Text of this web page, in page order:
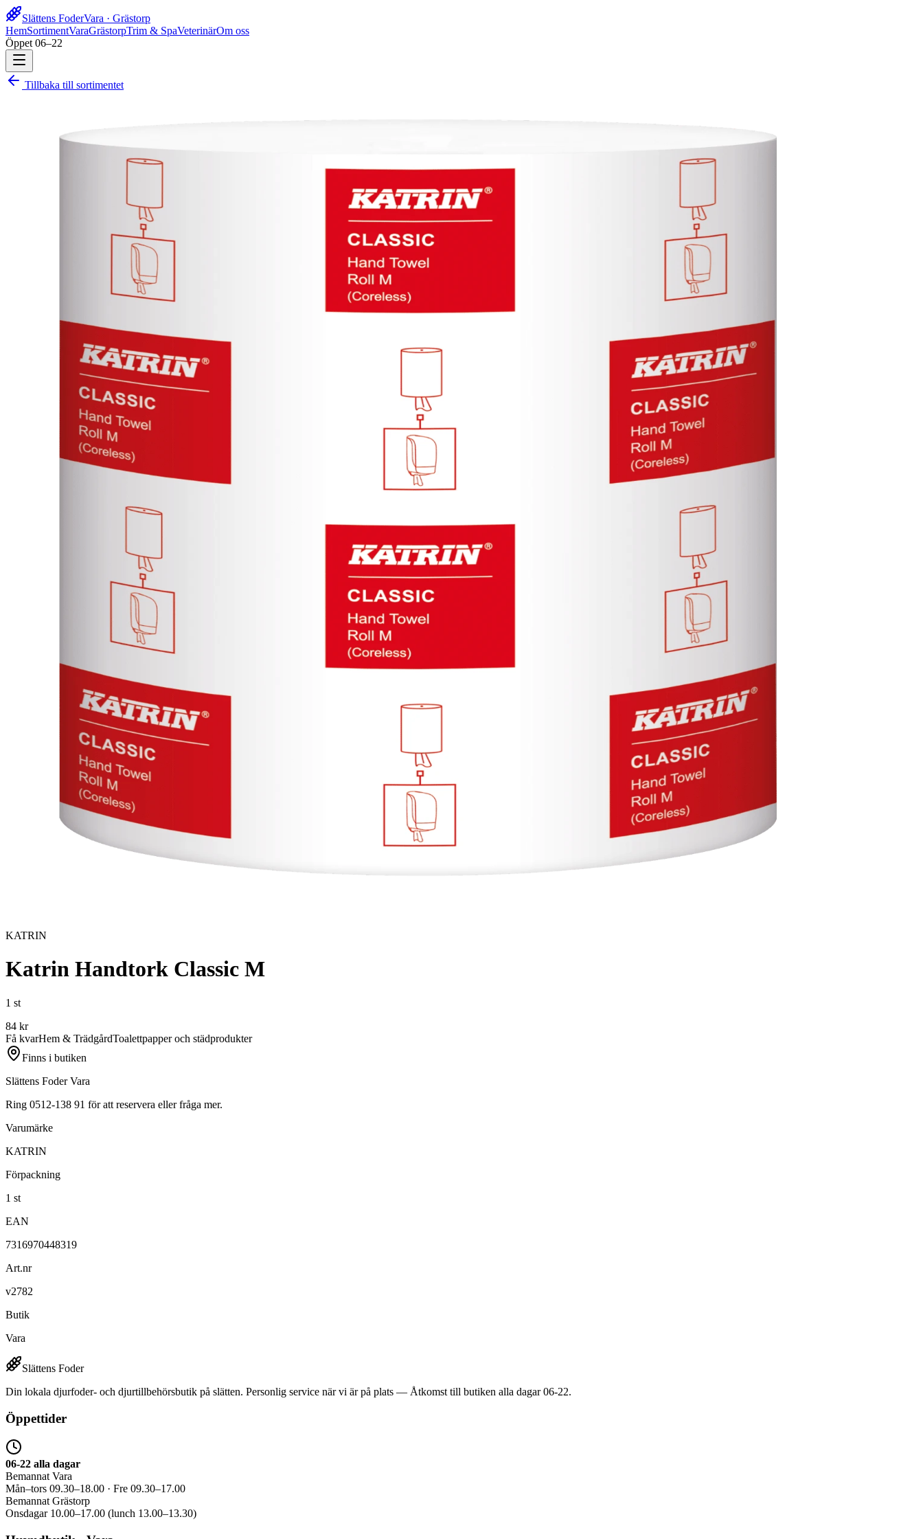
Slättens FoderVara · Grästorp
HemSortimentVaraGrästorpTrim & SpaVeterinärOm oss
Öppet 06–22
Tillbaka till sortimentet
KATRIN
Katrin Handtork Classic M
1 st
84 kr
Få kvarHem & TrädgårdToalettpapper och städprodukter
Finns i butiken
Slättens Foder Vara
Ring 0512-138 91 för att reservera eller fråga mer.
Varumärke
KATRIN
Förpackning
1 st
EAN
7316970448319
Art.nr
v2782
Butik
Vara
Slättens Foder
Din lokala djurfoder- och djurtillbehörsbutik på slätten. Personlig service när vi är på plats — Åtkomst till butiken alla dagar 06-22.
Öppettider
06-22 alla dagar
Bemannat Vara
Mån–tors 09.30–18.00 · Fre 09.30–17.00
Bemannat Grästorp
Onsdagar 10.00–17.00 (lunch 13.00–13.30)